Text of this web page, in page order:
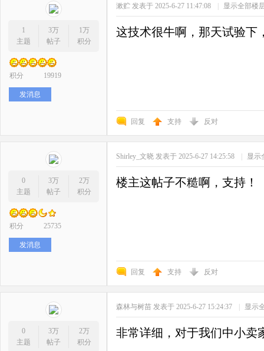
1
主题
3万
帖子
1万
积分
积分 19919
发消息
漱贮 发表于 2025-6-27 11:47:08 | 显示全部楼
这技术很牛啊，那天试验下
回复 支持 反对
0
主题
3万
帖子
2万
积分
积分 25735
发消息
Shirley_文晓 发表于 2025-6-27 14:25:58 | 显示
楼主这帖子不糙啊，支持！
回复 支持 反对
0
主题
3万
帖子
2万
积分
森林与树苗 发表于 2025-6-27 15:24:37 | 显示
非常详细，对于我们中小卖